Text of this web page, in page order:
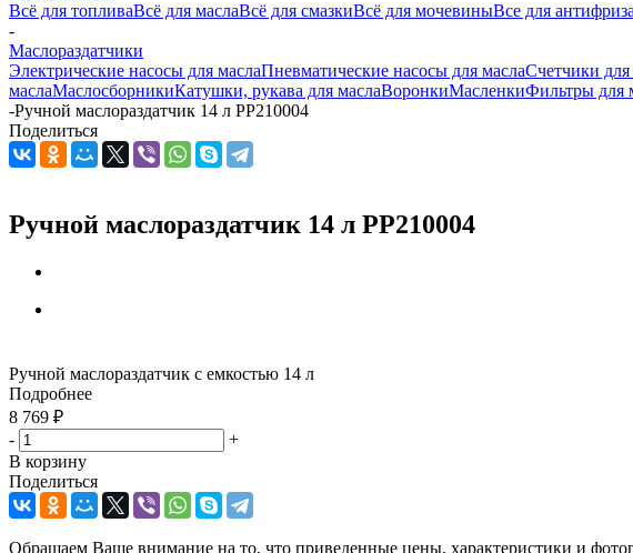
Всё для топливаВсё для маслаВсё для смазкиВсё для мочевиныВсе для антифриза
-
Маслораздатчики
Электрические насосы для маслаПневматические насосы для маслаСчетчики для
маслаМаслосборникиКатушки, рукава для маслаВоронкиМасленкиФильтры для
-Ручной маслораздатчик 14 л PP210004
Поделиться
Ручной маслораздатчик 14 л PP210004
Ручной маслораздатчик с емкостью 14 л
Подробнее
8 769 ₽
-
+
В корзину
Поделиться
Обращаем Ваше внимание на то, что приведенные цены, характеристики и